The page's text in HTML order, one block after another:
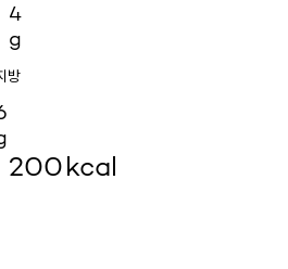
4
g
방
200kcal